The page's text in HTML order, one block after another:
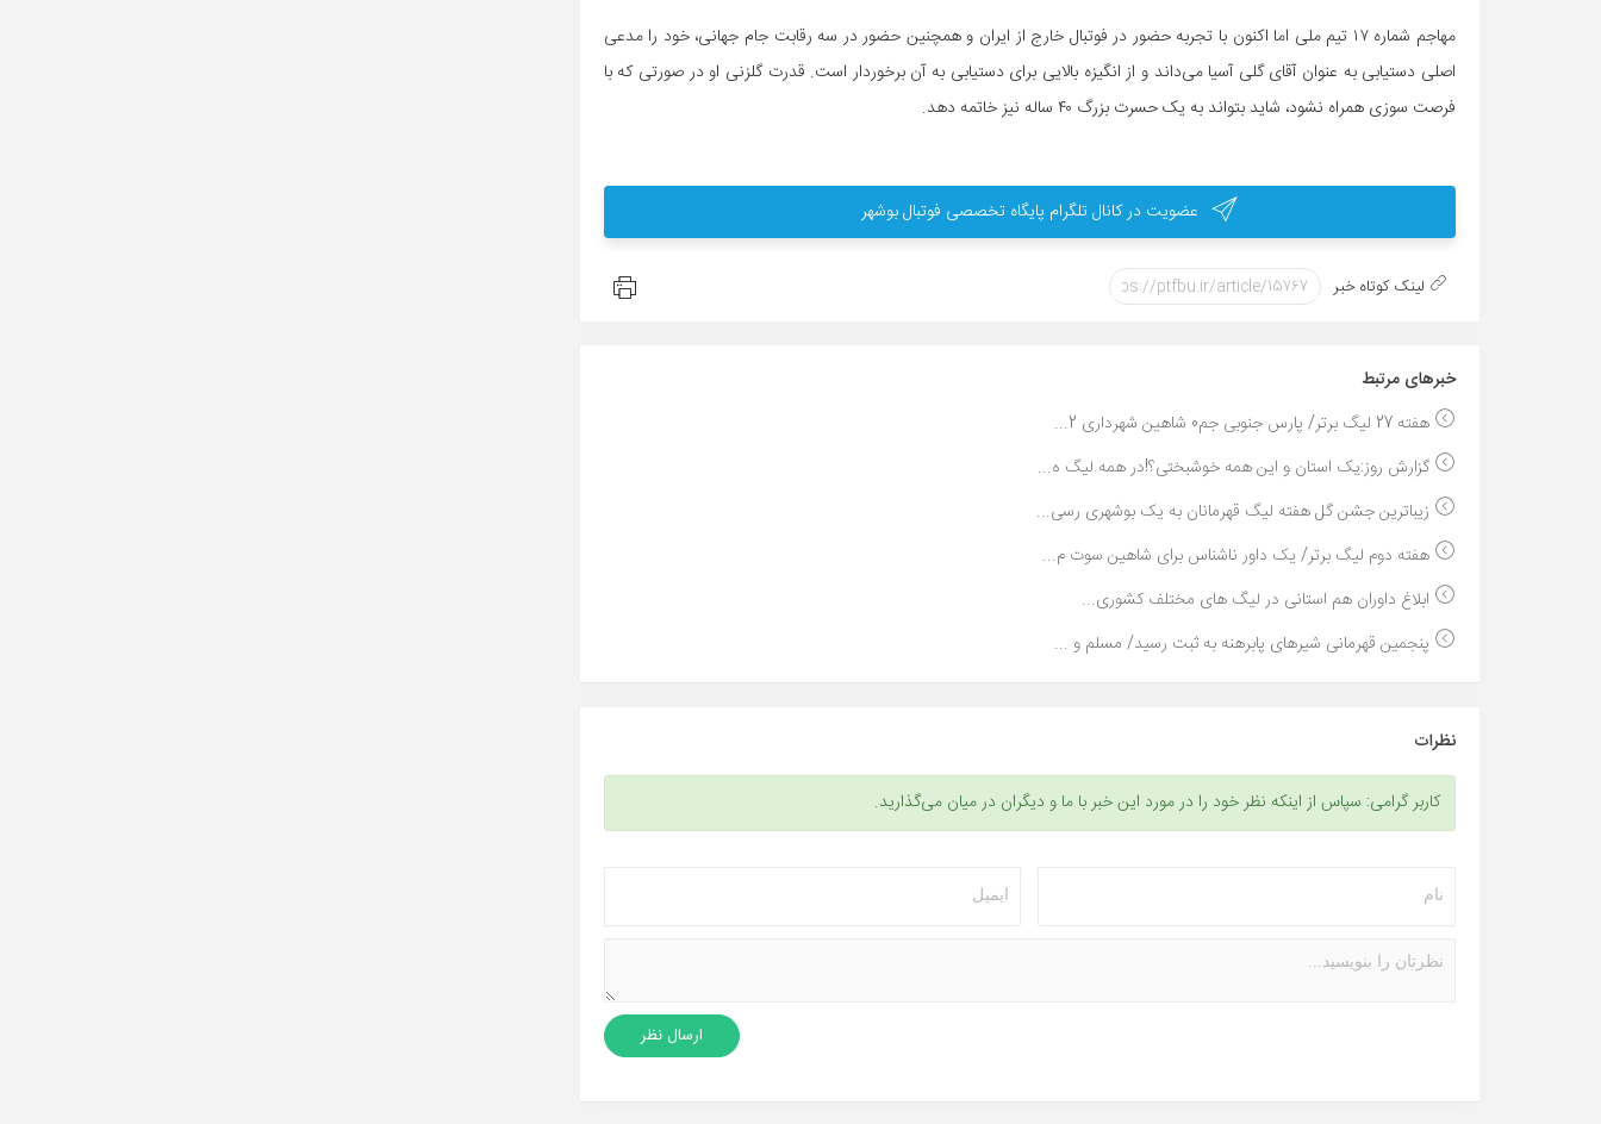
مهاجم شماره ۱۷ تیم ملی اما اکنون با تجربه حضور در فوتبال خارج از ایران و همچنین حضور در سه رقابت جام جهانی، خود را مدعی
اصلی دستیابی به عنوان آقای گلی آسیا می‌داند و از انگیزه بالایی برای دستیابی به آن برخوردار است. قدرت گلزنی او در صورتی که با
فرصت سوزی همراه نشود، شاید بتواند به یک حسرت بزرگ ۴۰ ساله نیز خاتمه دهد.
عضویت در کانال تلگرام پایگاه تخصصی فوتبال بوشهر
لینک کوتاه خبر
خبر‌های مرتبط
هفته 27 لیگ برتر/ پارس جنوبی جم0 شاهین شهرداری 2...
گزارش روز:یک استان و این همه خوشبختی؟!در همه لیگ ه...
زیباترین جشن گل هفته لیگ قهرمانان به یک بوشهری رسی...
هفته دوم لیگ برتر/ یک داور ناشناس برای شاهین سوت م...
ابلاغ داوران هم استانی در لیگ های مختلف کشوری...
پنجمین قهرمانی شیرهای پابرهنه به ثبت رسید/ مسلم و ...
نظرات
کاربر گرامی: سپاس از اینکه نظر خود را در مورد این خبر با ما و دیگران در میان می‌گذارید.